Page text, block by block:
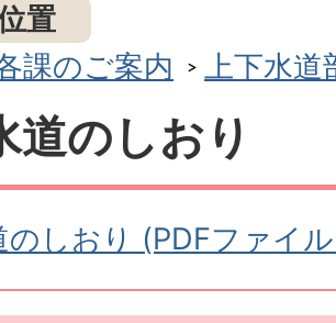
置
課のご案内 上下水道
道のしおり
のしおり (PDFファイ